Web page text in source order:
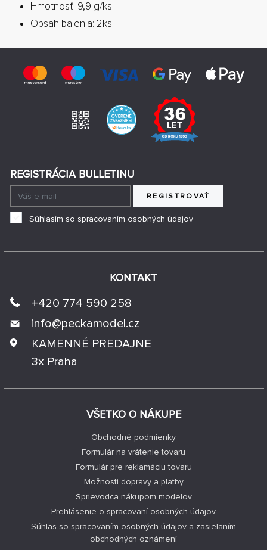
Hmotnosť: 9,9 g/ks
Obsah balenia: 2ks
VŠETKO O NÁKUPE
Obchodné podmienky
Formulár na vrátenie tovaru
Formulár pre reklamáciu tovaru
Možnosti dopravy a platby
Sprievodca nákupom modelov
Prehlásenie o spracovaní osobných údajov
Súhlas so spracovaním osobných údajov a zasielaním
obchodných oznámení
KONTAKT
+420 774 590 258
info@peckamodel.cz
KAMENNÉ PREDAJNE
3x Praha
REGISTRÁCIA BULLETINU
REGISTROVAŤ
Súhlasím so spracovaním osobných údajov